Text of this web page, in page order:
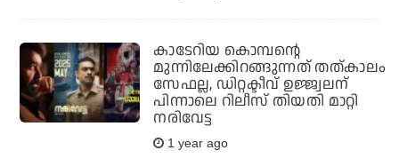
കാടേറിയ കൊമ്പന്റെ
മുന്നിലേക്കിറങ്ങുന്നത് തത്കാലം
സേഫല്ല, ഡിറ്റക്ടീവ് ഉജ്ജ്വലന്
പിന്നാലെ റിലീസ് തിയതി മാറ്റി
നരിവേട്ട
1 year ago